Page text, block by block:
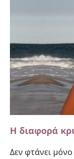
Η διαφορά
Δεν φτάνει